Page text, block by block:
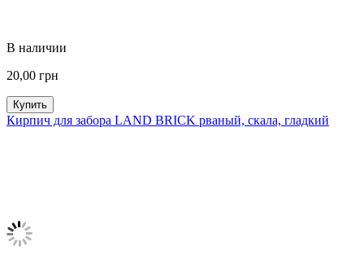
В наличии
20,00 грн
Купить
Кирпич для забора LAND BRICK рваный, скала, гладкий